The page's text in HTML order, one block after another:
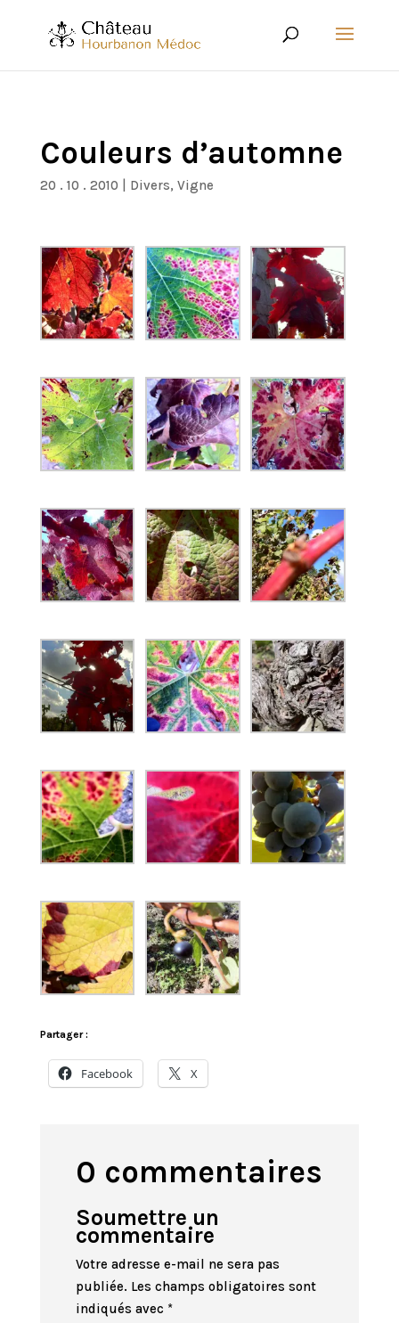
Couleurs d’automne
20 . 10 . 2010 Divers, Vigne
Partager :
Facebook X
0 commentaires
Soumettre un
commentaire
Votre adresse e-mail ne sera pas
publiée. Les champs obligatoires sont
indiqués avec *